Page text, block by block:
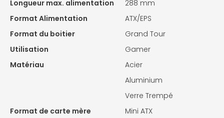
Longueur max. alimentation
288 mm
Format Alimentation
ATX/EPS
Format du boitier
Grand Tour
Utilisation
Gamer
Matériau
Acier
Aluminium
Verre Trempé
Format de carte mère
Mini ATX